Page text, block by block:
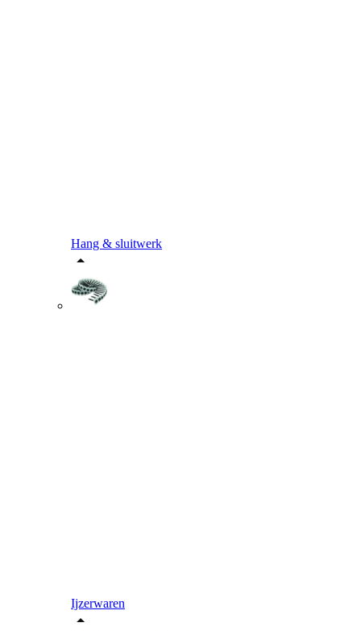
Hang & sluitwerk
Ijzerwaren